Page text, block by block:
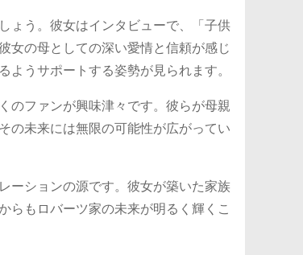
ょう。彼女はインタビューで、「子供
女の母としての深い愛情と信頼が感じ
うサポートする姿勢が見られます。
のファンが興味津々です。彼らが母親
の未来には無限の可能性が広がってい
ーションの源です。彼女が築いた家族
らもロバーツ家の未来が明るく輝くこ